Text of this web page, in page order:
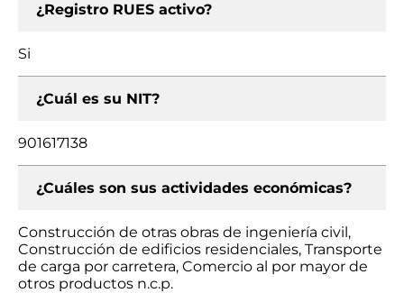
¿Registro RUES activo?
Si
¿Cuál es su NIT?
901617138
¿Cuáles son sus actividades económicas?
Construcción de otras obras de ingeniería civil,
Construcción de edificios residenciales, Transporte
de carga por carretera, Comercio al por mayor de
otros productos n.c.p.